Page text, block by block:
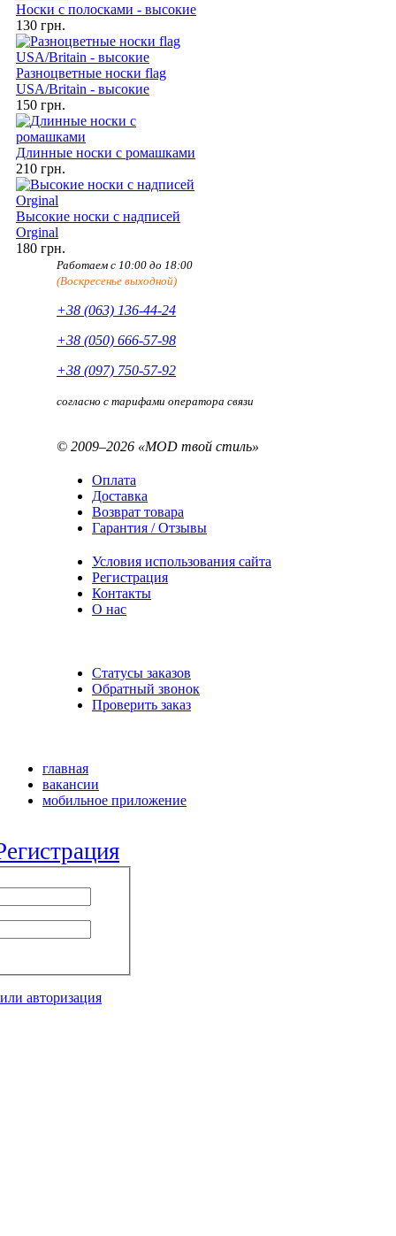
Носки с полосками - высокие
130 грн.
Разноцветные носки flag
USA/Britain - высокие
150 грн.
Длинные носки с ромашками
210 грн.
Высокие носки с надписей
Orginal
180 грн.
Работаем с 10:00 до 18:00
(Воскресенье выходной)
+38 (063) 136-44-24
+38 (050) 666-57-98
+38 (097) 750-57-92
согласно с тарифами оператора связи
© 2009–2026 «MOD твой стиль»
Оплата
Доставка
Возврат товара
Гарантия / Отзывы
Условия использования сайта
Регистрация
Контакты
О нас
Статусы заказов
Обратный звонок
Проверить заказ
главная
вакансии
мобильное приложение
авторизация